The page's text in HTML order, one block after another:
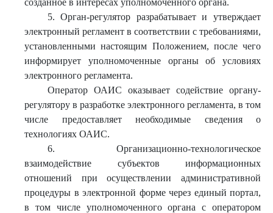
созданное в интересах уполномоченного органа.
5. Орган-регулятор разрабатывает и утверждает
электронный регламент в соответствии с требованиями,
установленными настоящим Положением, после чего
информирует уполномоченные органы об условиях
электронного регламента.
Оператор ОАИС оказывает содействие органу-
регулятору в разработке электронного регламента, в том
числе предоставляет необходимые сведения о
технологиях ОАИС.
6. Организационно-технологическое
взаимодействие субъектов информационных
отношений при осуществлении административной
процедуры в электронной форме через единый портал,
в том числе уполномоченного органа с оператором